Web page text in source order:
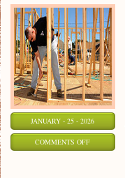
JANUARY - 25 - 2026
COMMENTS OFFON